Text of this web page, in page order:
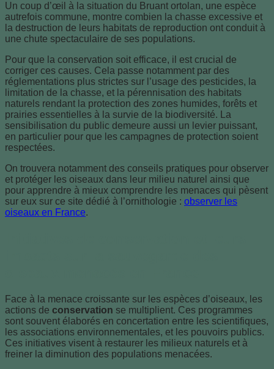
Un coup d’œil à la situation du Bruant ortolan, une espèce
autrefois commune, montre combien la chasse excessive et
la destruction de leurs habitats de reproduction ont conduit à
une chute spectaculaire de ses populations.
Pour que la conservation soit efficace, il est crucial de
corriger ces causes. Cela passe notamment par des
réglementations plus strictes sur l’usage des pesticides, la
limitation de la chasse, et la pérennisation des habitats
naturels rendant la protection des zones humides, forêts et
prairies essentielles à la survie de la biodiversité. La
sensibilisation du public demeure aussi un levier puissant,
en particulier pour que les campagnes de protection soient
respectées.
On trouvera notamment des conseils pratiques pour observer
et protéger les oiseaux dans leur milieu naturel ainsi que
pour apprendre à mieux comprendre les menaces qui pèsent
sur eux sur ce site dédié à l’ornithologie : observer les
oiseaux en France.
Face à la menace croissante sur les espèces d’oiseaux, les
actions de conservation se multiplient. Ces programmes
sont souvent élaborés en concertation entre les scientifiques,
les associations environnementales, et les pouvoirs publics.
Ces initiatives visent à restaurer les milieux naturels et à
freiner la diminution des populations menacées.